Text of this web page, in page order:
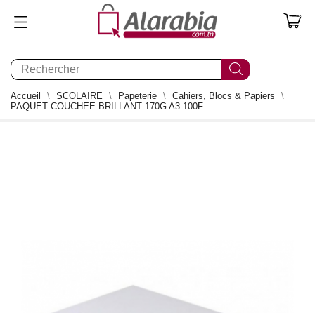
0
Accueil SCOLAIRE Papeterie
Cahiers, Blocs & Papiers
PAQUET COUCHEE BRILLANT 170G A3 100F